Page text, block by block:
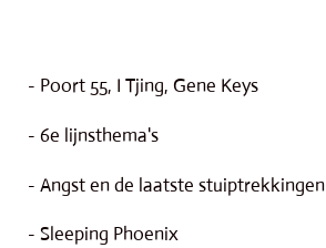
- Poort 55, I Tjing, Gene Keys
- 6e lijnsthema's
- Angst en de laatste stuiptrekkingen
- Sleeping Phoenix